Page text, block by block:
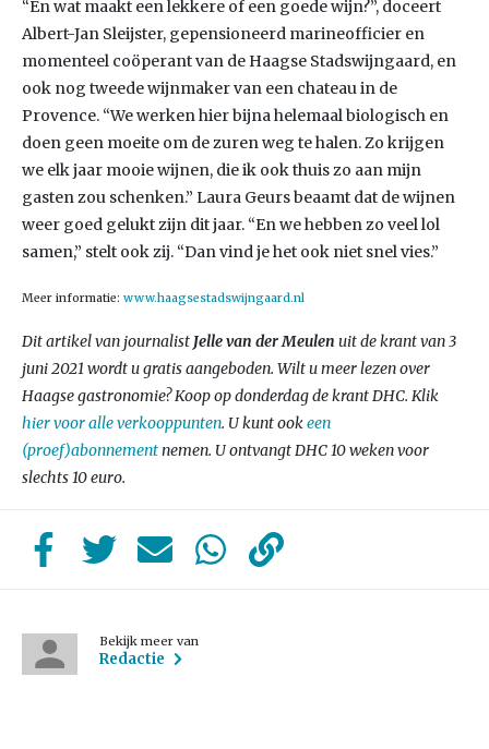
“En wat maakt een lekkere of een goede wijn?”, doceert
Albert-Jan Sleijster, gepensioneerd marineofficier en
momenteel coöperant van de Haagse Stadswijngaard, en
ook nog tweede wijnmaker van een chateau in de
Provence. “We werken hier bijna helemaal biologisch en
doen geen moeite om de zuren weg te halen. Zo krijgen
we elk jaar mooie wijnen, die ik ook thuis zo aan mijn
gasten zou schenken.” Laura Geurs beaamt dat de wijnen
weer goed gelukt zijn dit jaar. “En we hebben zo veel lol
samen,” stelt ook zij. “Dan vind je het ook niet snel vies.”
Meer informatie: www.haagsestadswijngaard.nl
Dit artikel van journalist Jelle van der Meulen uit de krant van 3
juni 2021 wordt u gratis aangeboden. Wilt u meer lezen over
Haagse gastronomie? Koop op donderdag de krant DHC. Klik
hier voor alle verkooppunten. U kunt ookeen
(proef)abonnementnemen. U ontvangt DHC 10 weken voor
slechts 10 euro.
Bekijk meer van
Redactie